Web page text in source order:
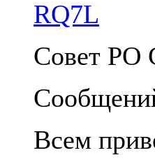
RQ7L
Совет РО
Всем